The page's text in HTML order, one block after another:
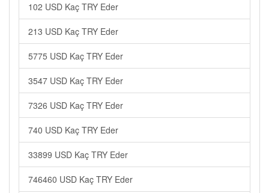
102 USD Kaç TRY Eder
213 USD Kaç TRY Eder
5775 USD Kaç TRY Eder
3547 USD Kaç TRY Eder
7326 USD Kaç TRY Eder
740 USD Kaç TRY Eder
33899 USD Kaç TRY Eder
746460 USD Kaç TRY Eder